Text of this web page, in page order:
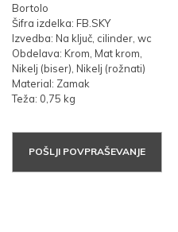
Bortolo
Šifra izdelka: FB.SKY
Izvedba: Na ključ, cilinder, wc
Obdelava: Krom, Mat krom,
Nikelj (biser), Nikelj (rožnati)
Material: Zamak
Teža: 0,75 kg
POŠLJI POVPRAŠEVANJE